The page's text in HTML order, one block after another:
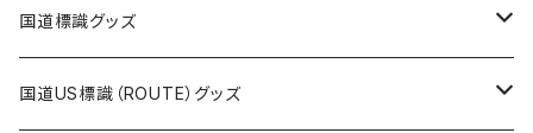
エコバッグ
モーテルキーホルダー
トートバッグ
エコバッグ
千葉ロッテマリーンズコラボ
モーテルキーホルダー
ホテルキーホルダー
ホテルキーホルダー
ステッカー
ステッカー
ホテルキーホルダー
国道標識グッズ
ステッカー
国道US標識（ROUTE）グッズ